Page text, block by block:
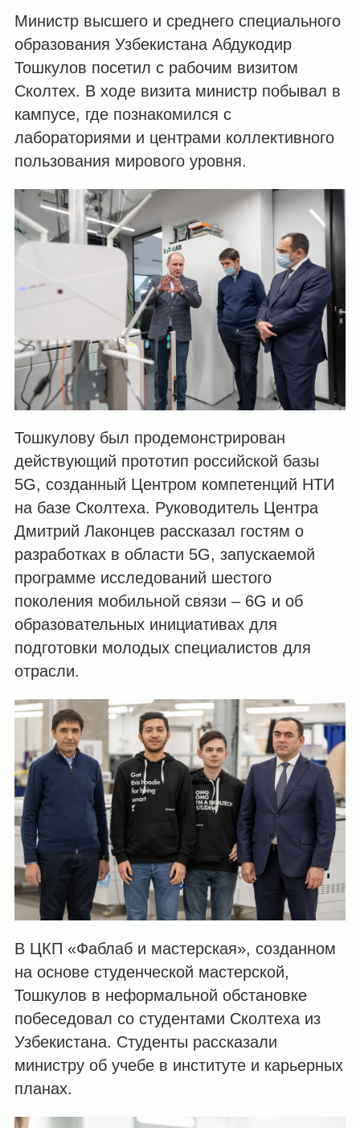
Министр высшего и среднего специального
образования Узбекистана Абдукодир
Тошкулов посетил с рабочим визитом
Сколтех. В ходе визита министр побывал в
кампусе, где познакомился с
лабораториями и центрами коллективного
пользования мирового уровня.
Тошкулову был продемонстрирован
действующий прототип российской базы
5G, созданный Центром компетенций НТИ
на базе Сколтеха. Руководитель Центра
Дмитрий Лаконцев рассказал гостям о
разработках в области 5G, запускаемой
программе исследований шестого
поколения мобильной связи – 6G и об
образовательных инициативах для
подготовки молодых специалистов для
отрасли.
В ЦКП «Фаблаб и мастерская», созданном
на основе студенческой мастерской,
Тошкулов в неформальной обстановке
побеседовал со студентами Сколтеха из
Узбекистана. Студенты рассказали
министру об учебе в институте и карьерных
планах.